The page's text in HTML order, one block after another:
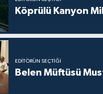
Köprülü Kanyon
EDITÖRÜN SEÇTIĞI
Belen Müftüsü